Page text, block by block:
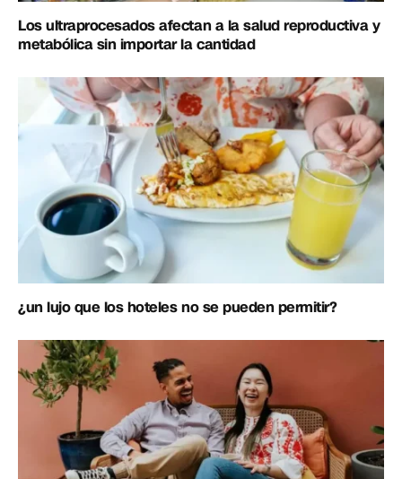
Los ultraprocesados afectan a la salud reproductiva y
metabólica sin importar la cantidad
¿un lujo que los hoteles no se pueden permitir?